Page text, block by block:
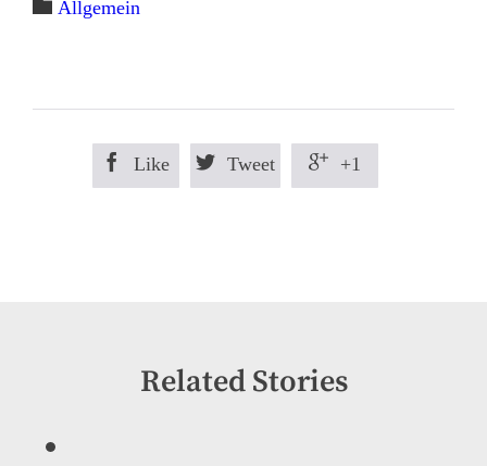
 Category
Allgemein
 Like  Tweet  +1
Related Stories